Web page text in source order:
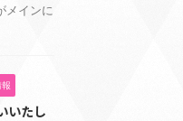
メインに
いたし